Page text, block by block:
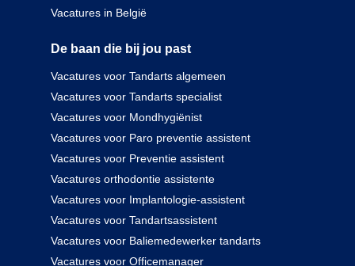
Vacatures in België
De baan die bij jou past
Vacatures voor Tandarts algemeen
Vacatures voor Tandarts specialist
Vacatures voor Mondhygiënist
Vacatures voor Paro preventie assistent
Vacatures voor Preventie assistent
Vacatures orthodontie assistente
Vacatures voor Implantologie-assistent
Vacatures voor Tandartsassistent
Vacatures voor Baliemedewerker tandarts
Vacatures voor Officemanager